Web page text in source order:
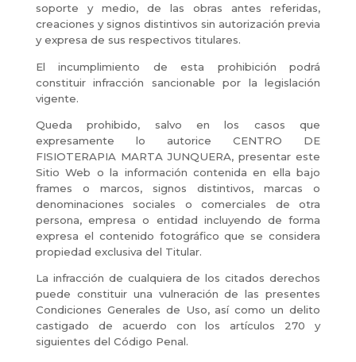
soporte y medio, de las obras antes referidas,
creaciones y signos distintivos sin autorización previa
y expresa de sus respectivos titulares.
El incumplimiento de esta prohibición podrá
constituir infracción sancionable por la legislación
vigente.
Queda prohibido, salvo en los casos que
expresamente lo autorice CENTRO DE
FISIOTERAPIA MARTA JUNQUERA, presentar este
Sitio Web o la información contenida en ella bajo
frames o marcos, signos distintivos, marcas o
denominaciones sociales o comerciales de otra
persona, empresa o entidad incluyendo de forma
expresa el contenido fotográfico que se considera
propiedad exclusiva del Titular.
La infracción de cualquiera de los citados derechos
puede constituir una vulneración de las presentes
Condiciones Generales de Uso, así como un delito
castigado de acuerdo con los artículos 270 y
siguientes del Código Penal.